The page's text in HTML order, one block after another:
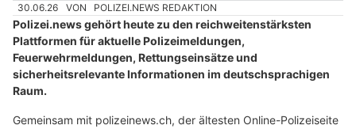
30.06.26 VON POLIZEI.NEWS REDAKTION
Polizei.news gehört heute zu den reichweitenstärksten
Plattformen für aktuelle Polizeimeldungen,
Feuerwehrmeldungen, Rettungseinsätze und
sicherheitsrelevante Informationen im deutschsprachigen
Raum.
Gemeinsam mit polizeinews.ch, der ältesten Online-Polizeiseite